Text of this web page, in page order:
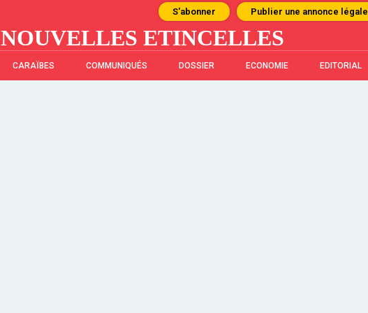
S'abonner Publier une annonce légale
NOUVELLES ETINCELLES
CARAÏBES COMMUNIQUÉS DOSSIER ECONOMIE EDITORIAL